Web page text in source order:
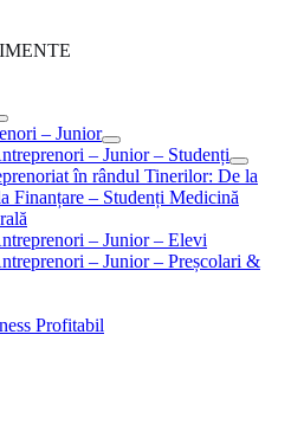
– Junior
– Junior – Studenți
în rândul Tinerilor: De la
Finanțare – Studenți Medicină
– Junior – Elevi
– Junior – Preșcolari &
Profitabil